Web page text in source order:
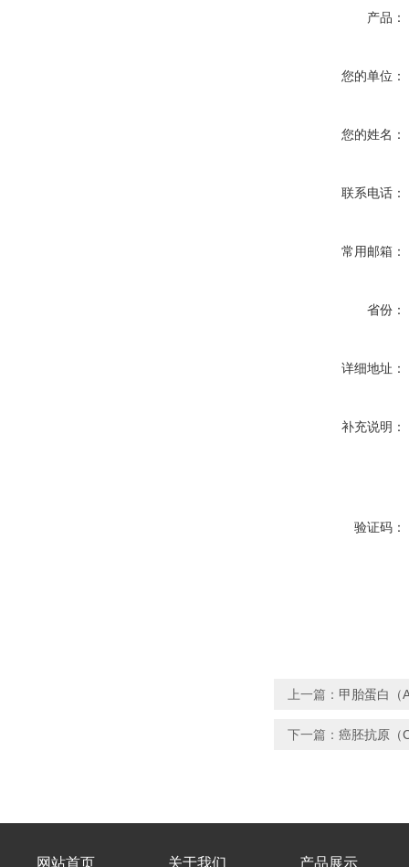
产品：
您的单位：
您的姓名：
联系电话：
常用邮箱：
省份：
详细地址：
补充说明：
验证码：
上一篇： 甲胎蛋白（
下一篇： 癌胚抗原（
网站首页 关于我们 产品展示